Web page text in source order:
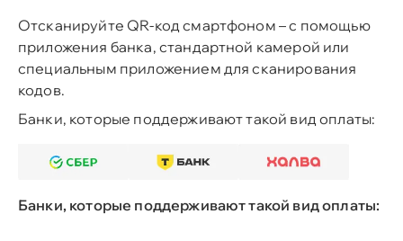
Отсканируйте QR-код смартфоном – с помощью
приложения банка, стандартной камерой или
специальным приложением для сканирования
кодов.
Банки, которые поддерживают такой вид оплаты:
Банки, которые поддерживают такой вид оплаты: